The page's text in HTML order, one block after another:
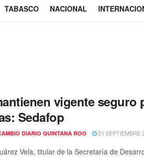
TABASCO NACIONAL
vigente seguro
Sedafop
DIARIO QUINTANA ROO 21 SEPTIEMBRE
Vela, titular de la Secretaría de